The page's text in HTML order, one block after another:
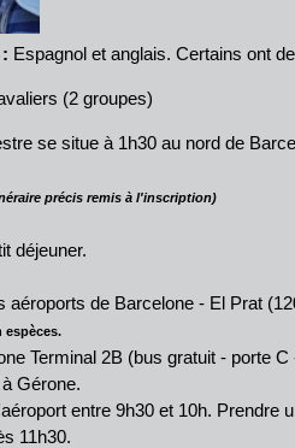
Espagnol et anglais. Certains ont
(2 groupes)
se situe à 1h30 au nord de
précis remis à l'inscription)
déjeuner.
aéroports de Barcelone - El Prat
espèces.
Terminal 2B (bus gratuit - porte
Gérone.
entre 9h30 et 10h. Prendre
11h30.